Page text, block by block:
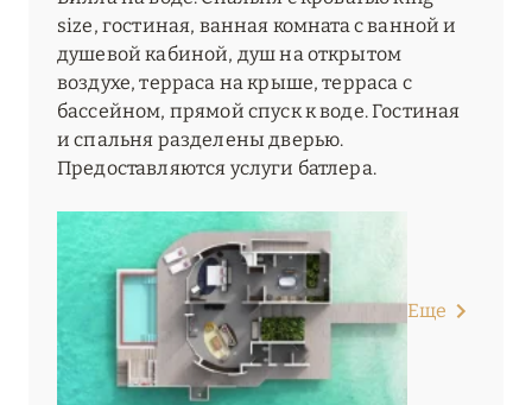
size, гостиная, ванная комната с ванной и
душевой кабиной, душ на открытом
воздухе, терраса на крыше, терраса с
бассейном, прямой спуск к воде. Гостиная
и спальня разделены дверью.
Предоставляются услуги батлера.
Еще